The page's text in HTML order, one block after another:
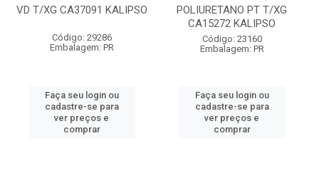
VD T/XG CA37091 KALIPSO
Código: 29286
Embalagem: PR
Faça seu login ou
cadastre-se para
ver preços e
comprar
POLIURETANO PT T/XG
CA15272 KALIPSO
Código: 23160
Embalagem: PR
Faça seu login ou
cadastre-se para
ver preços e
comprar